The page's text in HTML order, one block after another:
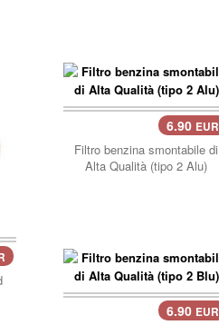
6.90 EUR
Filtro benzina smontabile di
Alta Qualità (tipo 2 Alu)
6.90 EUR